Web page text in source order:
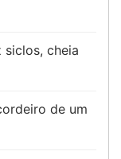
siclos, cheia
de um